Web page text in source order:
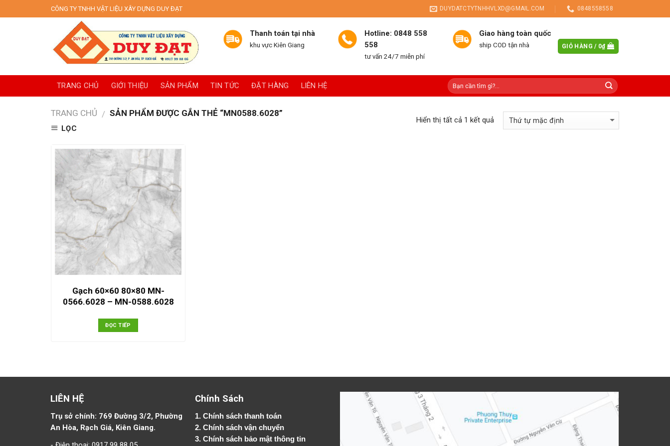
to
CÔNG TY TNHH VẬT LIỆU XÂY DỰNG DUY ĐẠT DUYDATCTYTNHHVLXD@GMAIL.COM 0848558558
Thanh toán tại nhà
khu vực Kiên Giang
Hotline: 0848 558
558
tư vấn 24/7 miễn phí
Giao hàng toàn quốc
ship COD tận nhà GIỎ HÀNG / 0₫
TRANG CHỦ GIỚI THIỆU SẢN PHẨM TIN TỨC ĐẶT HÀNG LIÊN HỆ
TRANG CHỦ / SẢN PHẨM ĐƯỢC GẮN THẺ “MN0588.6028”
LỌC
Hiển thị tất cả 1 kết quả
Gạch 60×60 80×80 MN-
0566.6028 – MN-0588.6028
ĐỌC TIẾP
LIÊN HỆ
Trụ sở chính: 769 Đường 3/2, Phường
An Hòa, Rạch Giá, Kiên Giang.
Chính Sách
1.Chính sách thanh toán
2.Chính sách vận chuyển
3. Chính sách bảo mật thông tin